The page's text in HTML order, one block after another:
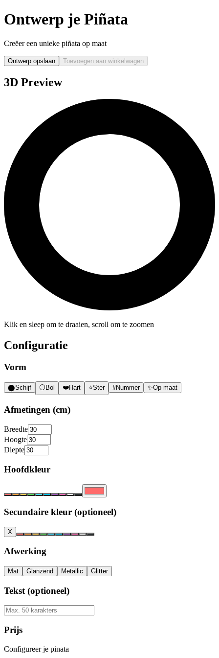
Ontwerp je Piñata
Creëer een unieke piñata op maat
Ontwerp opslaan Toevoegen aan winkelwagen
3D Preview
Klik en sleep om te draaien, scroll om te zoomen
Configuratie
Vorm
⬤Schijf ⚪ Bol ❤️Hart ⭐Ster #Nummer ✨Op maat
Afmetingen (cm)
Breedte
Hoogte
Diepte
Hoofdkleur
Secundaire kleur (optioneel)
X
Afwerking
Mat Glanzend Metallic Glitter
Tekst (optioneel)
Prijs
Configureer je pinata